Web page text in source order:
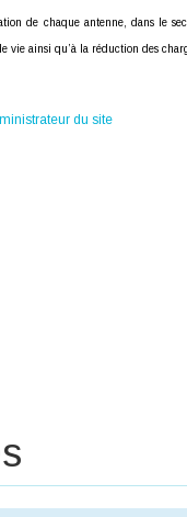
de chaque antenne, dans le
vie ainsi qu’à la réduction des
du site